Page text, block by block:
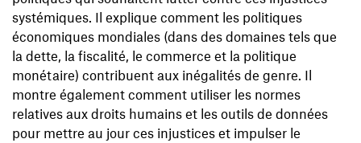
systémiques. Il explique comment les politiques
économiques mondiales (dans des domaines tels que
la dette, la fiscalité, le commerce et la politique
monétaire) contribuent aux inégalités de genre. Il
montre également comment utiliser les normes
relatives aux droits humains et les outils de données
pour mettre au jour ces injustices et impulser le